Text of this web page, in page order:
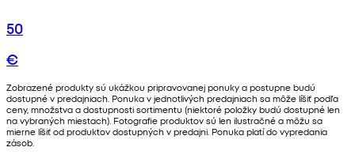
50
€
Zobrazené produkty sú ukážkou pripravovanej ponuky a postupne budú
dostupné v predajniach. Ponuka v jednotlivých predajniach sa môže líšiť podľa
ceny, množstva a dostupnosti sortimentu (niektoré položky budú dostupné len
na vybraných miestach). Fotografie produktov sú len ilustračné a môžu sa
mierne líšiť od produktov dostupných v predajni. Ponuka platí do vypredania
zásob.